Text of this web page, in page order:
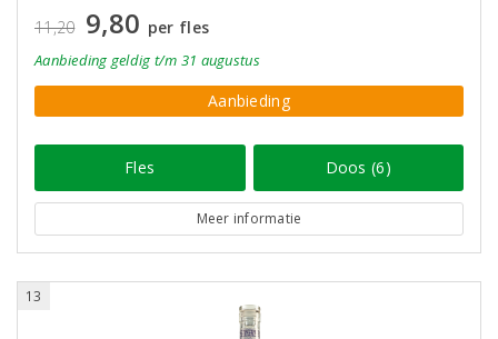
11,20 9,80 per fles
Aanbieding geldig t/m 31 augustus
Aanbieding
Fles Doos (6)
Meer informatie
13